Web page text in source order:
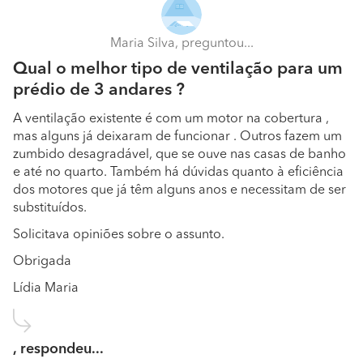
A sua empresa encontra-se especializada em que
tipos de trabalho?
1- Projetos de licenciamento, comunicação prévia e de
execução; 2-Certificados energéticos REH e RECS; 3-
Auditorias técnicas a instalações; 4-Instalações de Ar
Condicionado, Ventilação, Aquecimento Radiante,
Aquecimento de AQS, Sistemas de aquecimento Solar e
sistemas de refrigeração; 5- Manutenção preventiva com
ou sem contrato; 6- Manutenção corretiva ou reparações
de equipamentos.
Quais são os trabalhos que realizam com maior
frequência?
Projetos e instalação de sistemas de climatização no
setor doméstico e comercial
Quais são os materiais e marcas com as quais
gosta mais de trabalhar?
Maria Silva, preguntou...
Qual o melhor tipo de ventilação para um
prédio de 3 andares ?
A ventilação existente é com um motor na cobertura ,
mas alguns já deixaram de funcionar . Outros fazem um
zumbido desagradável, que se ouve nas casas de banho
e até no quarto. Também há dúvidas quanto à eficiência
dos motores que já têm alguns anos e necessitam de ser
substituídos.
Solicitava opiniões sobre o assunto.
Obrigada
Lídia Maria
, respondeu...